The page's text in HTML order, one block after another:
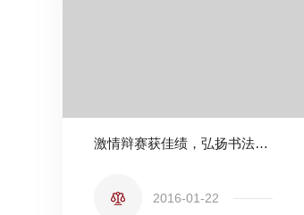
激情辩赛获佳绩，弘扬书法任道远
2016-01-22